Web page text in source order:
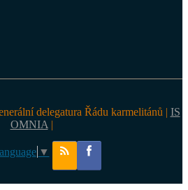
delegatura Řádu karmelitánů | IS
OMNIA |
▼